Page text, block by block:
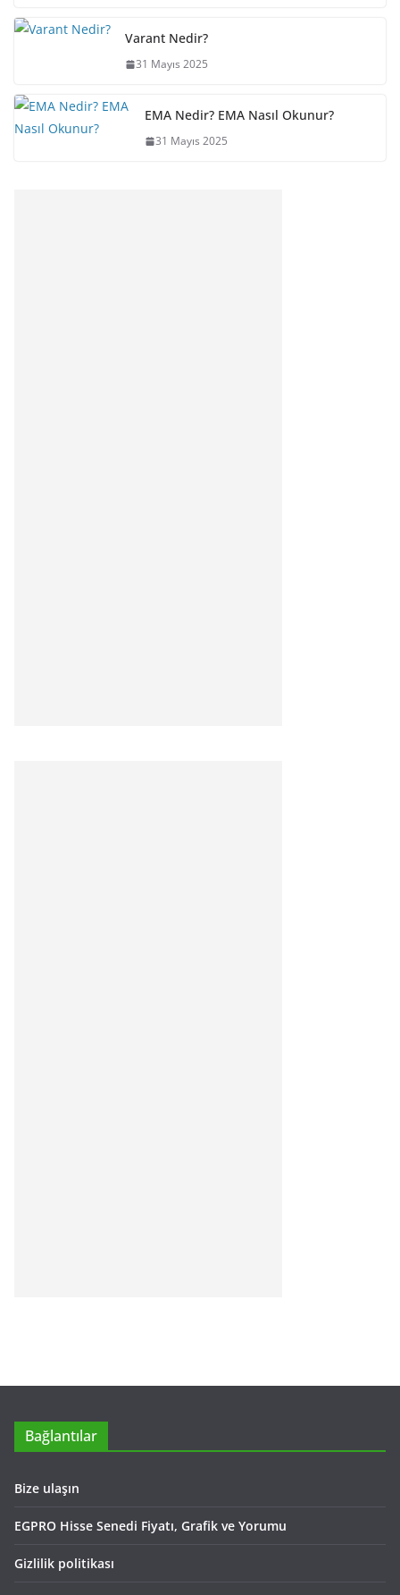
Varant Nedir?
31 Mayıs 2025
EMA Nedir? EMA Nasıl Okunur?
31 Mayıs 2025
Bağlantılar
Bize ulaşın
EGPRO Hisse Senedi Fiyatı, Grafik ve Yorumu
Gizlilik politikası